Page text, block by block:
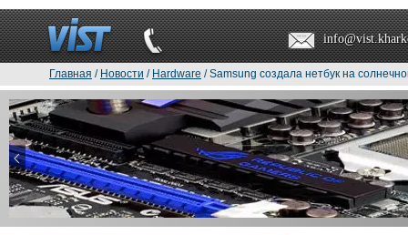
Главная / Новости / Hardware / Samsung создала нетбук на